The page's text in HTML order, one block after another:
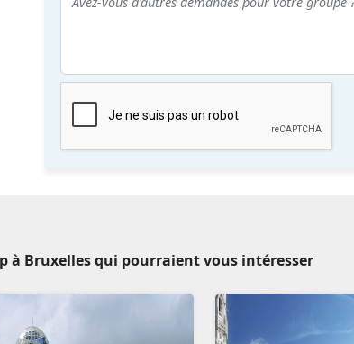
à Bruxelles qui pourraient vous intéresser